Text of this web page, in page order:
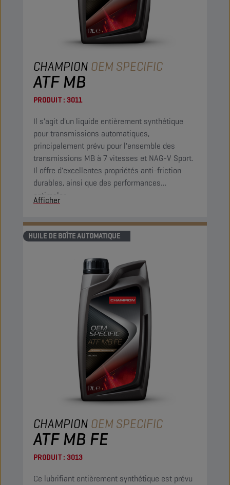
CHAMPION OEM SPECIFIC
ATF MB
PRODUIT : 3011
Il s'agit d'un liquide entièrement synthétique
pour transmissions automatiques,
principalement prévu pour l'ensemble des
transmissions MB à 7 vitesses et NAG-V Sport.
Il offre d'excellentes propriétés anti-friction
durables, ainsi que des performances
optimales.
Afficher
HUILE DE BOÎTE AUTOMATIQUE
CHAMPION OEM SPECIFIC
ATF MB FE
PRODUIT : 3013
Ce lubrifiant entièrement synthétique est prévu